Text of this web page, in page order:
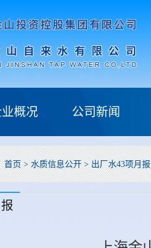
概况 公司新闻
首页>水质信息公开>出厂水43项月报